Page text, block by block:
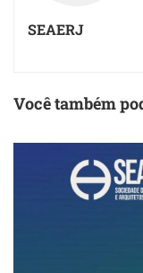
SEAERJ
Você também